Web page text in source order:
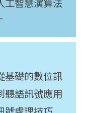
基礎的數位訊
聽語訊號應用